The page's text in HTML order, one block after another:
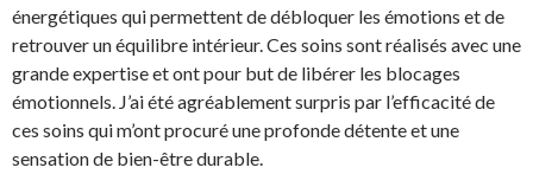
énergétiques qui permettent de débloquer les émotions et de
retrouver un équilibre intérieur. Ces soins sont réalisés avec une
grande expertise et ont pour but de libérer les blocages
émotionnels. J’ai été agréablement surpris par l’efficacité de
ces soins qui m’ont procuré une profonde détente et une
sensation de bien-être durable.